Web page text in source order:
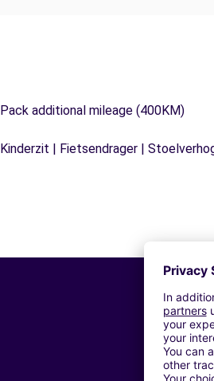
Pack additional mileage (400KM)
Kinderzit | Fietsendrager |